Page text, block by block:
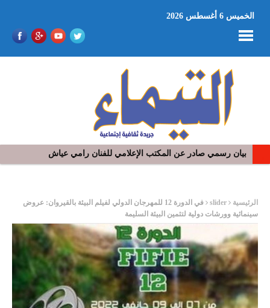
الخميس 6 أغسطس 2026
بيان رسمي صادر عن المكتب الإعلامي للفنان رامي عياش
في افتتاح مهرجان بومخلوف الدولي: رؤوف ماهر يتالق و يشد الجمهور
الرئيسية slider
في الدورة 12 للمهرجان الدولي لفيلم البيئة بالقيروان: عروض
سينمائية وورشات دولية لتثمين البيئة السليمة